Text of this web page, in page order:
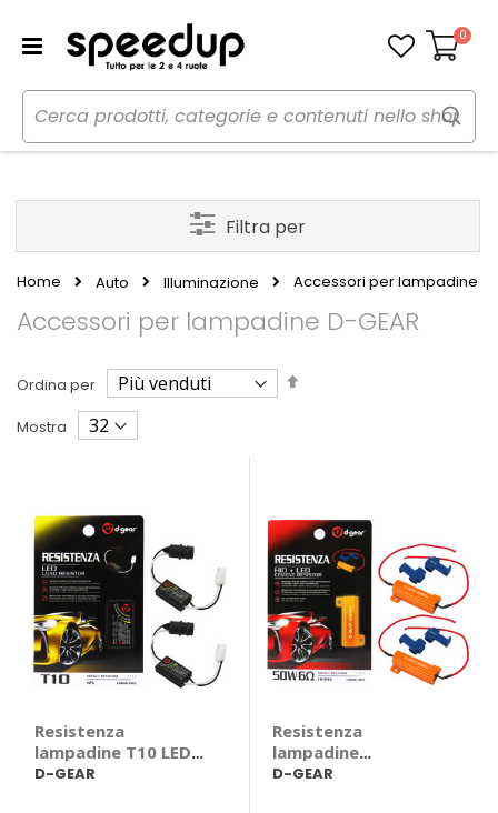
Carrello
0
Home Auto Illuminazione Accessori per lampadine
Accessori per lampadine D-GEAR
Ordina per
Imposta
Mostra
Resistenza
lampadine T10 LED -
D-GEAR
D-GEAR
Resistenza
lampadine
Universale HID +
D-GEAR
Filtra per